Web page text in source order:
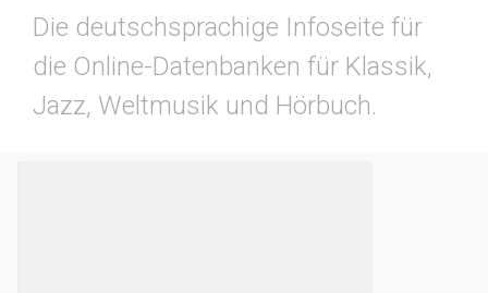
Die deutschsprachige Infoseite für
die Online-Datenbanken für Klassik,
Jazz, Weltmusik und Hörbuch.